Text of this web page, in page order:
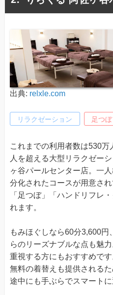
出典: relxle.com
リラクゼーション 足つぼ
これまでの利用者数は530
人を超える大型リラクゼー
ヶ谷パールセンター店。一
分化されたコースが用意さ
「足つぼ」「ハンドリフレ
れます。
もみほぐしなら60分3,600
らのリーズナブルな点も魅
重視する方にもおすすめで
無料の着替えも提供される
途中にも手ぶらでスマートに